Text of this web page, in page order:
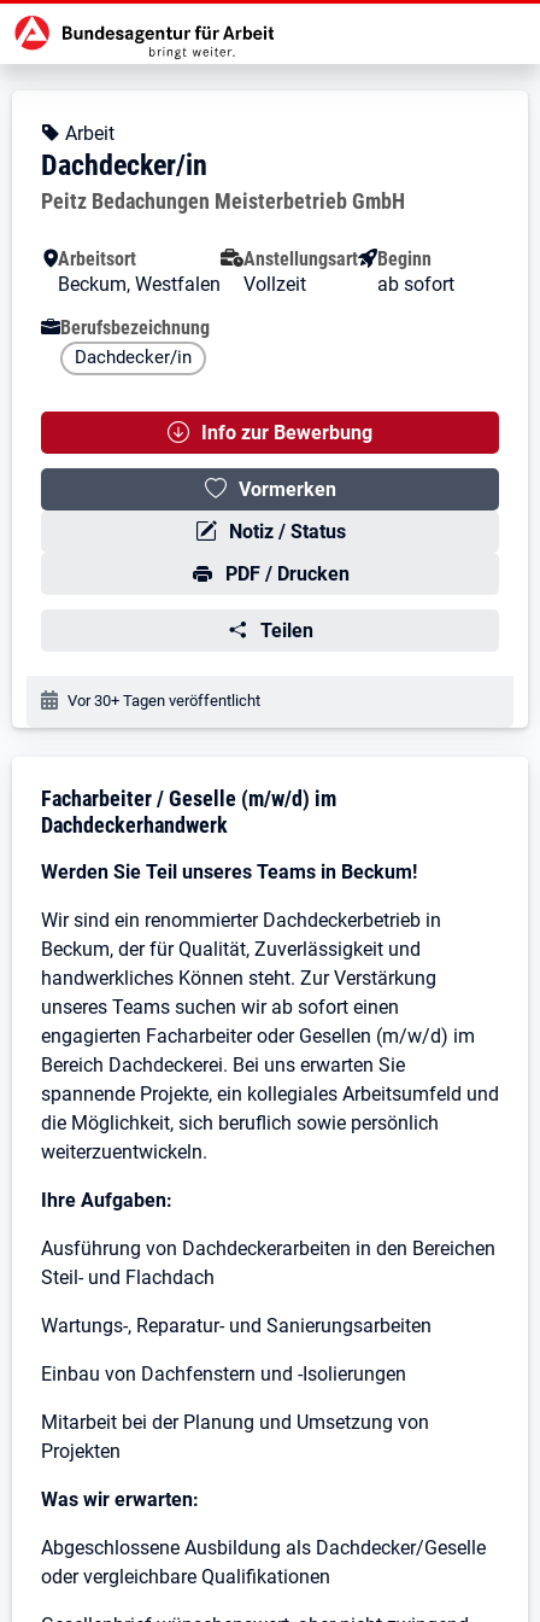
Zur Jobsuche Startseite
Stellendetails zu: Dachdecker/in
Dachdecker/in
Dachdecker/in
Kopfbereich
Angebotsart:
Arbeit
Dachdecker/in
Arbeitgeber:
Peitz Bedachungen Meisterbetrieb GmbH
Besondere Merkmale
Arbeitsort
Beckum, Westfalen
Anstellungsart
Vollzeit
Beginn
ab sofort
Berufsbezeichnung
Dachdecker/in
Info zur Bewerbung
Vormerken
Notiz / Status
PDF / Drucken
Teilen
Veröffentlichungsdatum:
Vor 30+ Tagen veröffentlicht
Stellenbeschreibung
Facharbeiter / Geselle (m/w/d) im
Dachdeckerhandwerk
Werden Sie Teil unseres Teams in Beckum!
Wir sind ein renommierter Dachdeckerbetrieb in
Beckum, der für Qualität, Zuverlässigkeit und
handwerkliches Können steht. Zur Verstärkung
unseres Teams suchen wir ab sofort einen
engagierten Facharbeiter oder Gesellen (m/w/d) im
Bereich Dachdeckerei. Bei uns erwarten Sie
spannende Projekte, ein kollegiales Arbeitsumfeld und
die Möglichkeit, sich beruflich sowie persönlich
weiterzuentwickeln.
Ihre Aufgaben:
Ausführung von Dachdeckerarbeiten in den Bereichen
Steil- und Flachdach
Wartungs-, Reparatur- und Sanierungsarbeiten
Einbau von Dachfenstern und -Isolierungen
Mitarbeit bei der Planung und Umsetzung von
Projekten
Was wir erwarten:
Abgeschlossene Ausbildung als Dachdecker/Geselle
oder vergleichbare Qualifikationen